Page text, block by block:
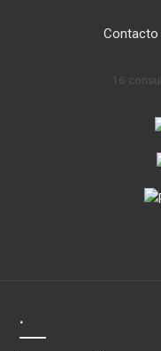
Contacto
16
.